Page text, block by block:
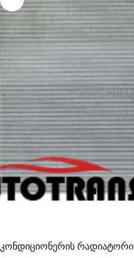
კონდიციონერის რადიატორი